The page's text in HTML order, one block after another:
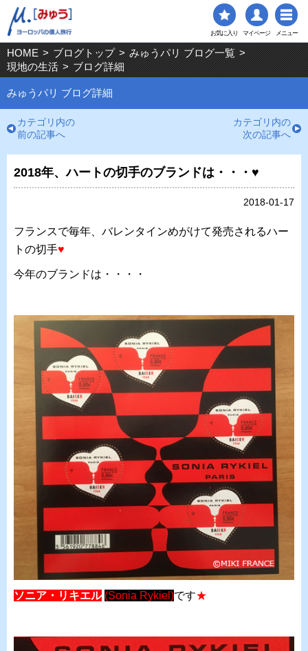
お気に入り マイページ メニュー
HOME > ブログトップ > みゅうパリ ブログ一覧 >
現地の生活 > ブログ詳細
みゅうパリ ブログ詳細
カテゴリ内の
前の記事へ
カテゴリ内の
次の記事へ
2018年、ハートの切手のブランドは・・・♥
2018-01-17
フランスで毎年、バレンタインめがけて発売されるハー
トの切手♥
今年のブランドは・・・・
ソニア・リキエル (Sonia Rykiel)です★